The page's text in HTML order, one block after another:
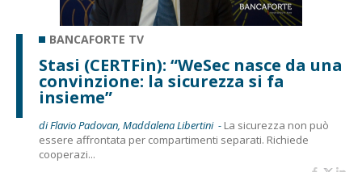
BANCAFORTE TV
Stasi (CERTFin): “WeSec nasce da una
convinzione: la sicurezza si fa
insieme”
di Flavio Padovan, Maddalena Libertini - La sicurezza non può
essere affrontata per compartimenti separati. Richiede
cooperazi...